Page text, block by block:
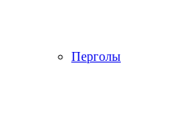
Перголы